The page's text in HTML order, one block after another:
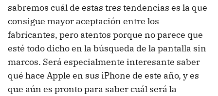
sabremos cuál de estas tres tendencias es la que
consigue mayor aceptación entre los
fabricantes, pero atentos porque no parece que
esté todo dicho en la búsqueda de la pantalla sin
marcos. Será especialmente interesante saber
qué hace Apple en sus iPhone de este año, y es
que aún es pronto para saber cuál será la